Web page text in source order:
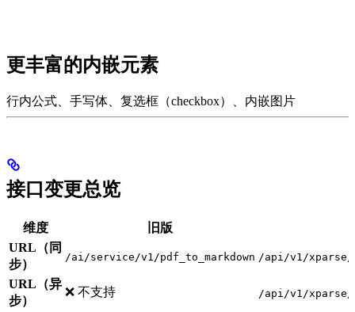
更丰富的内嵌元素
行内公式、手写体、复选框（checkbox）、内嵌图片
接口变更总览
维度
旧版
URL（同
步）
/ai/service/v1/pdf_to_markdown /api/v1/xparse/
URL（异
步）
❌ 不支持 /api/v1/xparse/